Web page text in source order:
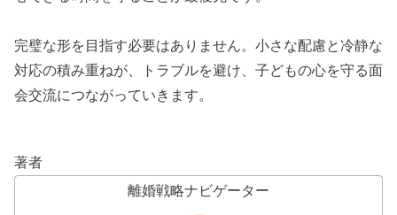
完璧な形を目指す必要はありません。小さな配慮と冷静な
対応の積み重ねが、トラブルを避け、子どもの心を守る面
会交流につながっていきます。
著者
離婚戦略ナビゲーター